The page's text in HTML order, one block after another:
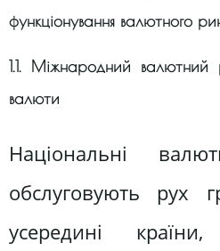
функціонування валютного
1.1. Міжнародний валютний
валюти
Національні
обслуговують рух
усередині